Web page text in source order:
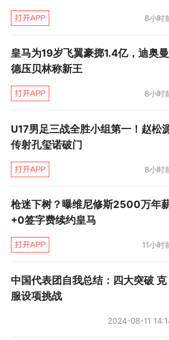
1.13亿美元合同的利拉德裁掉
他的薪水。
自从利拉德在四月跟腱撕裂后
退两难的局面。除了字母哥，
不到任何亮点，既没有年轻潜
的未来选秀权掌控在手，更没
来围绕字母哥补强。从步行者“
特纳确实震惊了联盟，但这是
从现在起的五个赛季，利拉德
薪资表上2000万左右的空间。
多是卡梅伦·约翰逊未来2个赛
尔·库兹马的年薪大致相当——
面上掏着两个合格首发球员的
8小时
皇马为19岁飞翼豪掷1.4亿，迪奥曼
德压贝林称新王
8小时
U17男足三战全胜小组第一！赵松
传射孔玺诺破门
8小时
枪迷下树？曝维尼修斯2500万年
+0签字费续约皇马
11小时
中国代表团自我总结：四大突破 克
服设项挑战
2024-08-11